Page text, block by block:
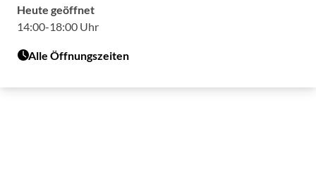
Heute geöffnet
14:00-18:00 Uhr
Alle Öffnungszeiten